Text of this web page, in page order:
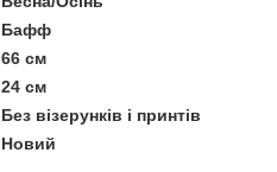
Бафф
66 см
24 см
Без візерунків і принтів
Новий